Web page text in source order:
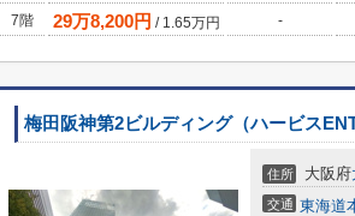
7階
29万8,200円 / 1.65万円 -
梅田阪神第2ビルディング（ハービスENT
住所 大阪府
交通 東海道